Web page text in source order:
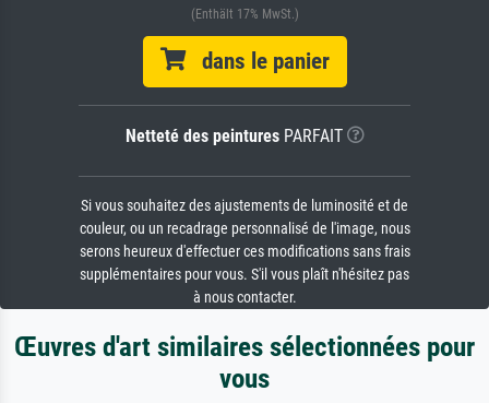
(Enthält 17% MwSt.)
dans le panier
Netteté des peinturesPARFAIT
Si vous souhaitez des ajustements de luminosité et de
couleur, ou un recadrage personnalisé de l'image, nous
serons heureux d'effectuer ces modifications sans frais
supplémentaires pour vous. S'il vous plaît n'hésitez pas
à nous contacter.
Œuvres d'art similaires sélectionnées pour
vous